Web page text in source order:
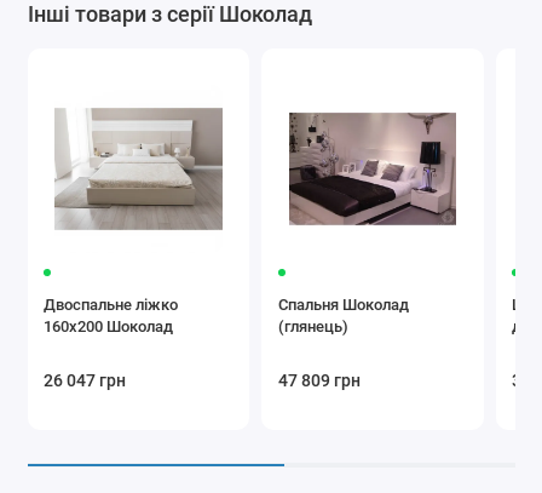
Інші товари з серії Шоколад
Двоспальне ліжко
160x200 Шоколад
26 047 грн
Спальня Шоколад
(глянець)
47 809 грн 35